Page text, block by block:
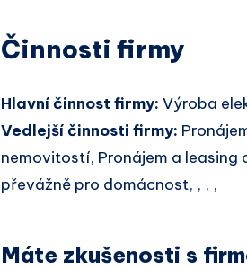
Činnosti firmy
Hlavní činnost firmy: Výroba
Vedlejší činnosti firmy:
nemovitostí, Pronájem a
převážně pro domácnost, , , ,
Máte zkušenosti s